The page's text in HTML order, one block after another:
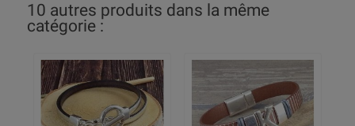
10 autres produits dans la même
catégorie :